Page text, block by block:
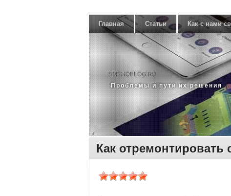
Главная Статьи Как с нами
SMEHOBLOG.RU
Прοблемы и пути их решения
Как отремонтировать